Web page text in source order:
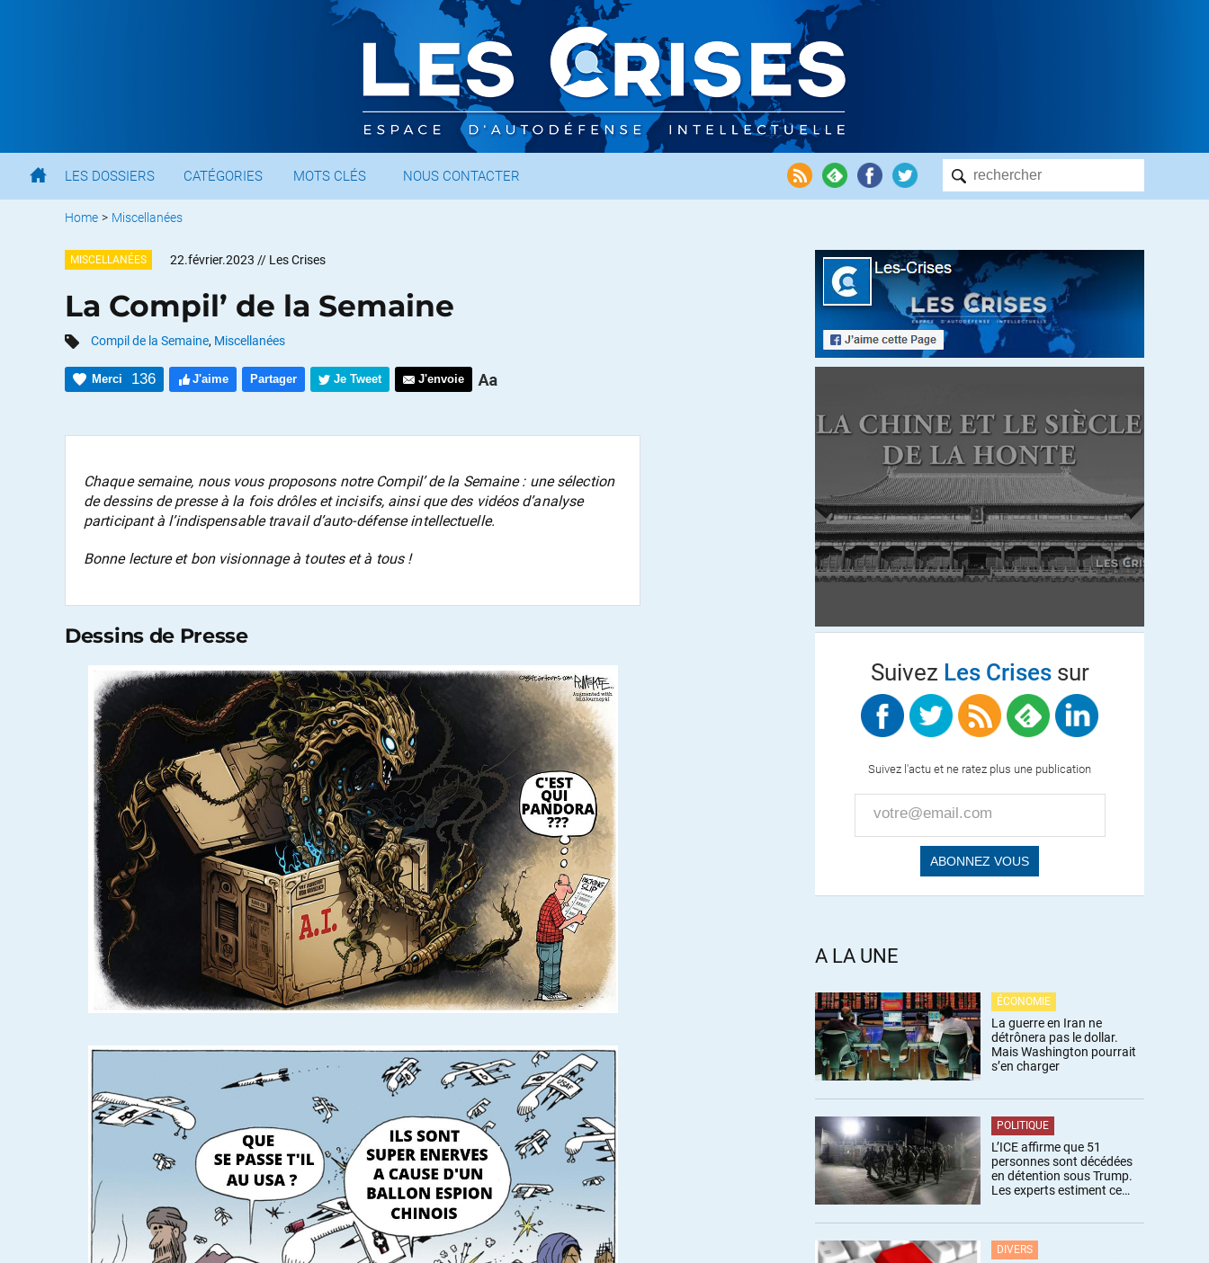
LES DOSSIERS CATÉGORIES MOTS CLÉS NOUS CONTACTER
Home > Miscellanées
MISCELLANÉES 22.février.2023 // Les Crises
La Compil’ de la Semaine
Compil de la Semaine, Miscellanées
Merci 136 J'aime Partager Je Tweet J'envoie
Chaque semaine, nous vous proposons notre Compil’ de la Semaine: une sélection
de dessins de presse à la fois drôles et incisifs, ainsi que des vidéos d’analyse
participant à l’indispensable travail d’auto-défense intellectuelle.
Bonne lecture et bon visionnage à toutes et à tous !
Dessins de Presse
Suivez Les Crisessur
Suivez l'actu et ne ratez plus une publication
A LA UNE
ÉCONOMIE
La guerre en Iran ne
détrônera pas le dollar.
Mais Washington pourrait
s’en charger
POLITIQUE
L’ICE affirme que 51
personnes sont décédées
en détention sous Trump.
Les experts estiment ce
DIVERS